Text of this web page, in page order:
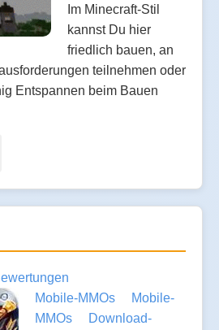
Im Minecraft-Stil
kannst Du hier
friedlich bauen, an
teilnehmen oder
Entspannen beim Bauen
Mobile-MMOs
Mobile-
MMOs
Download-